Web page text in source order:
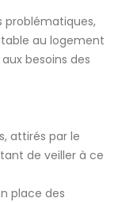
problématiques,
au logement
besoins des
attirés par le
de veiller à ce
place des